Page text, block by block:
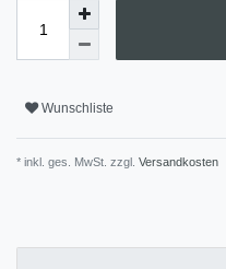
Wunschliste
* inkl. ges. MwSt. zzgl. Versandkosten